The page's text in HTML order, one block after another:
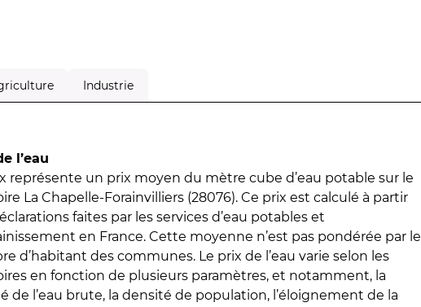
Industrie
l’eau
représente un prix moyen du mètre cube d’eau potable sur le
La Chapelle-Forainvilliers (28076). Ce prix est calculé à partir
faites par les services d’eau potables et
en France. Cette moyenne n’est pas pondérée par le
d’habitant des communes. Le prix de l’eau varie selon les
en fonction de plusieurs paramètres, et notamment, la
de l’eau brute, la densité de population, l’éloignement de la